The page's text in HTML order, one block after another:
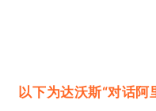
以下为达沃斯“对话阿